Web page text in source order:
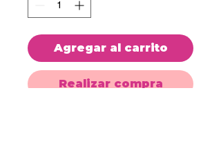
Agregar al carrito
Realizar compra